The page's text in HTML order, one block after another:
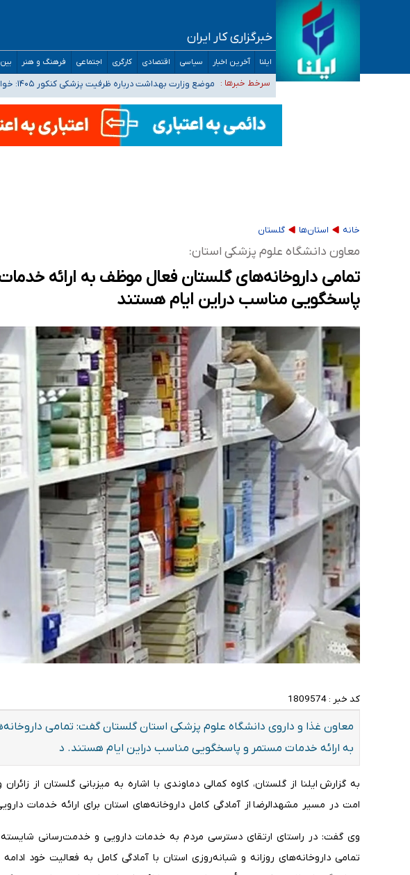
خبرگزاری کار ایران
ایلنا آخرین اخبار سیاسی اقتصادی کارگری اجتماعی فرهنگ و هنر
سرخط خبرها :
۴۰ تا ۵۰ روز گرمای نسبی در پیش داریم/ دمای تهران به ۳۸ درجه می‌رسد
موضع وزارت بهداشت درباره ظرفیت پزشکی کنکور ۱۴۰۵: خواستار اصلاح ظرفیت‌ها هستیم، اما هنوز پاسخ مشخصی نگرفته‌ایم
تعویق آزمون ورودی دکترای تخصصی فرماندهی صحنه
خبرنگاران راویان حقیقت با دغدغه نان، مسکن و بیمه
آخرین وضعیت شیوع عفونت‌های تنفسی در کشور/ خوزستان و کرمان بالاتر
خانه استان‌ها گلستان
معاون دانشگاه علوم پزشکی استان:
تمامی داروخانه‌های گلستان فعال موظف به ارائه
پاسخگویی مناسب دراین ایام هستند
کد خبر : 1809574
معاون غذا و داروی دانشگاه علوم پزشکی استان گلستان گفت: تمامی
به ارائه خدمات مستمر و پاسخگویی مناسب دراین ایام هستند. د
به گزارش ایلنا از گلستان، کاوه کمالی دماوندی با اشاره به میزبانی گلستان از
امت در مسیر مشهدالرضا از آمادگی کامل داروخانه‌های استان برای ارائه خدمات
وی گفت: در راستای ارتقای دسترسی مردم به خدمات دارویی و خدمت‌رسانی شایسته
تمامی داروخانه‌های روزانه و شبانه‌روزی استان با آمادگی کامل به فعالیت خود ادامه